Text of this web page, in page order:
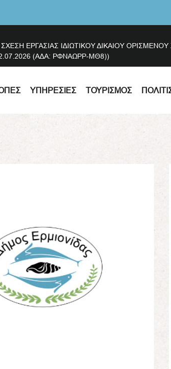
ΕΡΓΑΣΙΑΣ ΙΔΙΩΤΙΚΟΥ ΔΙΚΑΙΟΥ
(ΑΔΑ: ΡΦΝΑΩΡΡ-ΜΘ8))
ΥΠΗΡΕΣΊΕΣ ΤΟΥΡΙΣΜΌΣ